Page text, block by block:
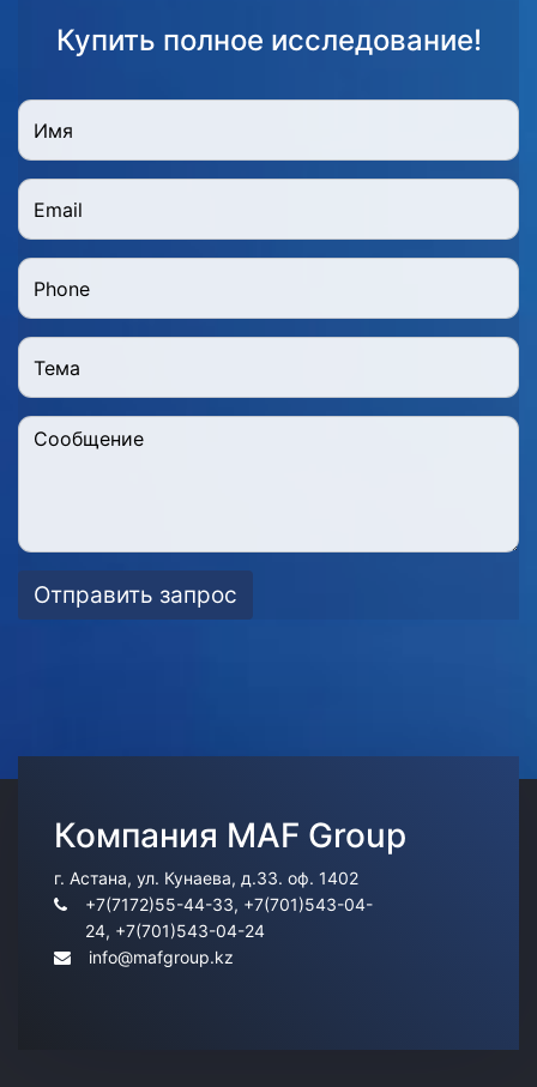
Купить полное исследование!
Отправить запрос
Компания MAF Group
г. Астана, ул. Кунаева, д.33. оф. 1402
+7(7172)55-44-33, +7(701)543-04-
24, +7(701)543-04-24
info@mafgroup.kz